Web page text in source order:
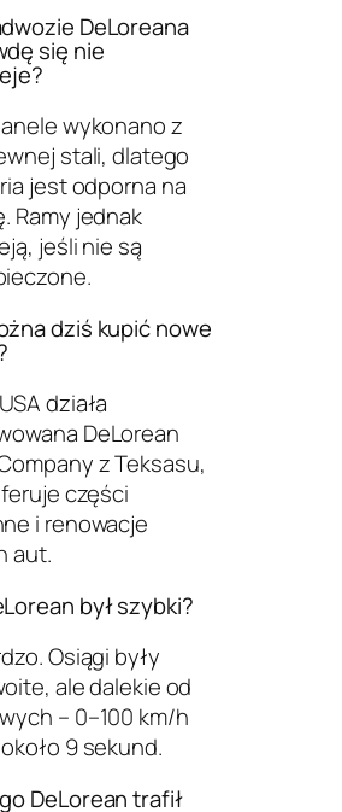
DeLoreana
się nie
wykonano z
stali, dlatego
jest odporna na
Ramy jednak
jeśli nie są
dziś kupić nowe
działa
DeLorean
z Teksasu,
części
i renowacje
aut.
był szybki?
Osiągi były
ale dalekie od
– 0–100 km/h
9 sekund.
DeLorean trafił